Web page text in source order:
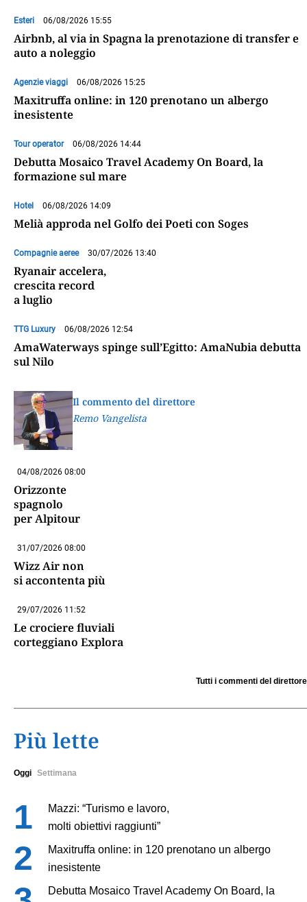
Esteri 06/08/2026 15:55
Airbnb, al via in Spagna la prenotazione di transfer e
auto a noleggio
Agenzie viaggi 06/08/2026 15:25
Maxitruffa online: in 120 prenotano un albergo
inesistente
Tour operator 06/08/2026 14:44
Debutta Mosaico Travel Academy On Board, la
formazione sul mare
Hotel 06/08/2026 14:09
Melià approda nel Golfo dei Poeti con Soges
Compagnie aeree 30/07/2026 13:40
Ryanair accelera,
crescita record
a luglio
TTG Luxury 06/08/2026 12:54
AmaWaterways spinge sull’Egitto: AmaNubia debutta
sul Nilo
Il commento del direttore
Remo Vangelista
04/08/2026 08:00
Orizzonte
spagnolo
per Alpitour
31/07/2026 08:00
Wizz Air non
si accontenta più
29/07/2026 11:52
Le crociere fluviali
corteggiano Explora
Tutti i commenti del direttore
Più lette
Oggi Settimana
Mazzi: “Turismo e lavoro,
molti obiettivi raggiunti”
Maxitruffa online: in 120 prenotano un albergo
inesistente
Debutta Mosaico Travel Academy On Board, la